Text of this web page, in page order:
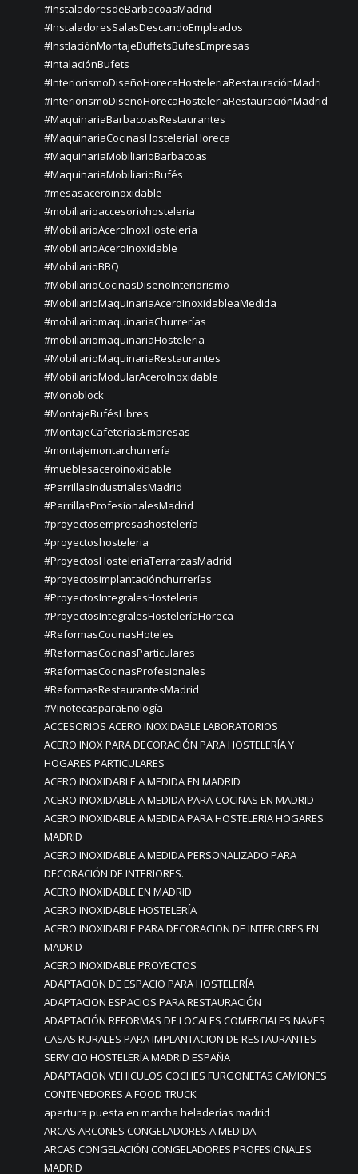
#InstaladoresdeBarbacoasMadrid
#InstaladoresSalasDescandoEmpleados
#InstlaciónMontajeBuffetsBufesEmpresas
#IntalaciónBufets
#InteriorismoDiseñoHorecaHosteleriaRestauraciónMadri
#InteriorismoDiseñoHorecaHosteleriaRestauraciónMadrid
#MaquinariaBarbacoasRestaurantes
#MaquinariaCocinasHosteleríaHoreca
#MaquinariaMobiliarioBarbacoas
#MaquinariaMobiliarioBufés
#mesasaceroinoxidable
#mobiliarioaccesoriohosteleria
#MobiliarioAceroInoxHostelería
#MobiliarioAceroInoxidable
#MobiliarioBBQ
#MobiliarioCocinasDiseñoInteriorismo
#MobiliarioMaquinariaAceroInoxidableaMedida
#mobiliariomaquinariaChurrerías
#mobiliariomaquinariaHosteleria
#MobiliarioMaquinariaRestaurantes
#MobiliarioModularAceroInoxidable
#Monoblock
#MontajeBufésLibres
#MontajeCafeteríasEmpresas
#montajemontarchurrería
#mueblesaceroinoxidable
#ParrillasIndustrialesMadrid
#ParrillasProfesionalesMadrid
#proyectosempresashostelería
#proyectoshosteleria
#ProyectosHosteleriaTerrarzasMadrid
#proyectosimplantaciónchurrerías
#ProyectosIntegralesHosteleria
#ProyectosIntegralesHosteleríaHoreca
#ReformasCocinasHoteles
#ReformasCocinasParticulares
#ReformasCocinasProfesionales
#ReformasRestaurantesMadrid
#VinotecasparaEnología
ACCESORIOS ACERO INOXIDABLE LABORATORIOS
ACERO INOX PARA DECORACIÓN PARA HOSTELERÍA Y
HOGARES PARTICULARES
ACERO INOXIDABLE A MEDIDA EN MADRID
ACERO INOXIDABLE A MEDIDA PARA COCINAS EN MADRID
ACERO INOXIDABLE A MEDIDA PARA HOSTELERIA HOGARES
MADRID
ACERO INOXIDABLE A MEDIDA PERSONALIZADO PARA
DECORACIÓN DE INTERIORES.
ACERO INOXIDABLE EN MADRID
ACERO INOXIDABLE HOSTELERÍA
ACERO INOXIDABLE PARA DECORACION DE INTERIORES EN
MADRID
ACERO INOXIDABLE PROYECTOS
ADAPTACION DE ESPACIO PARA HOSTELERÍA
ADAPTACION ESPACIOS PARA RESTAURACIÓN
ADAPTACIÓN REFORMAS DE LOCALES COMERCIALES NAVES
CASAS RURALES PARA IMPLANTACION DE RESTAURANTES
SERVICIO HOSTELERÍA MADRID ESPAÑA
ADAPTACION VEHICULOS COCHES FURGONETAS CAMIONES
CONTENEDORES A FOOD TRUCK
apertura puesta en marcha heladerías madrid
ARCAS ARCONES CONGELADORES A MEDIDA
ARCAS CONGELACIÓN CONGELADORES PROFESIONALES
MADRID